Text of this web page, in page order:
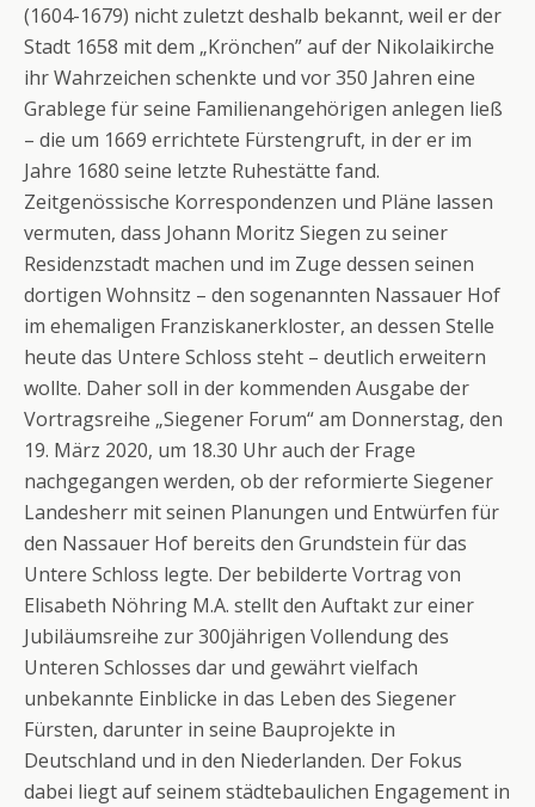
(1604-1679) nicht zuletzt deshalb bekannt, weil er der
Stadt 1658 mit dem „Krönchen” auf der Nikolaikirche
ihr Wahrzeichen schenkte und vor 350 Jahren eine
Grablege für seine Familienangehörigen anlegen ließ
– die um 1669 errichtete Fürstengruft, in der er im
Jahre 1680 seine letzte Ruhestätte fand.
Zeitgenössische Korrespondenzen und Pläne lassen
vermuten, dass Johann Moritz Siegen zu seiner
Residenzstadt machen und im Zuge dessen seinen
dortigen Wohnsitz – den sogenannten Nassauer Hof
im ehemaligen Franziskanerkloster, an dessen Stelle
heute das Untere Schloss steht – deutlich erweitern
wollte. Daher soll in der kommenden Ausgabe der
Vortragsreihe „Siegener Forum“ am Donnerstag, den
19. März 2020, um 18.30 Uhr auch der Frage
nachgegangen werden, ob der reformierte Siegener
Landesherr mit seinen Planungen und Entwürfen für
den Nassauer Hof bereits den Grundstein für das
Untere Schloss legte. Der bebilderte Vortrag von
Elisabeth Nöhring M.A. stellt den Auftakt zur einer
Jubiläumsreihe zur 300jährigen Vollendung des
Unteren Schlosses dar und gewährt vielfach
unbekannte Einblicke in das Leben des Siegener
Fürsten, darunter in seine Bauprojekte in
Deutschland und in den Niederlanden. Der Fokus
dabei liegt auf seinem städtebaulichen Engagement in